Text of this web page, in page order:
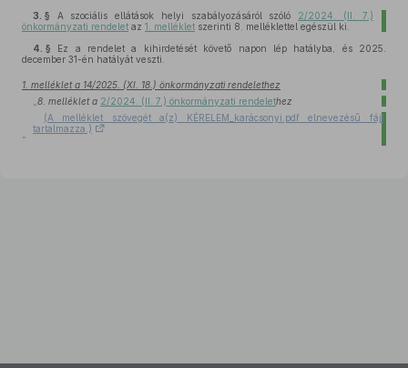
3. § A szociális ellátások helyi szabályozásáról szóló 2/2024. (II. 7.)
önkormányzati rendelet az 1. melléklet szerinti 8. melléklettel egészül ki.
4. § Ez a rendelet a kihirdetését követő napon lép hatályba, és 2025.
december 31-én hatályát veszti.
1. melléklet a 14/2025. (XI. 18.) önkormányzati rendelethez
8. melléklet a 2/2024. (II. 7.) önkormányzati rendelethez
(A melléklet szövegét a(z) KÉRELEM_karácsonyi.pdf elnevezésű fájl
tartalmazza.)
”